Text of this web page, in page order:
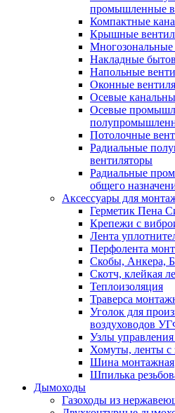
промышленные
Компактные
Крышные
Многозональные
Накладные
Напольные
Оконные
Осевые
Осевые
Потолочные
Радиальные
вентиляторы
Радиальные
общего
Аксессуары для
Герметик Пена
Крепежи с
Лента
Перфолента
Скобы, Анкера,
Скотч, клейкая
Теплоизоляция
Траверса
Уголок для
воздуховодов
Узлы
Хомуты, ленты с
Шина монтажная
Шпилька
Дымоходы
Газоходы из